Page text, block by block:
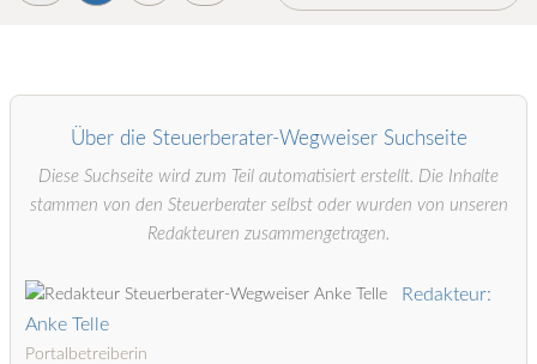
Über die Steuerberater-Wegweiser Suchseite
Diese Suchseite wird zum Teil automatisiert erstellt. Die Inhalte
stammen von den Steuerberater selbst oder wurden von unseren
Redakteuren zusammengetragen.
Redakteur:
Anke Telle
Portalbetreiberin